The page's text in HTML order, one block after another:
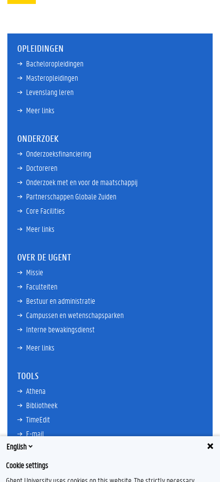
OPLEIDINGEN
Bacheloropleidingen
Masteropleidingen
Levenslang leren
Meer links
ONDERZOEK
Onderzoeksfinanciering
Doctoreren
Onderzoek met en voor de maatschappij
Partnerschappen Globale Zuiden
Core Facilities
Meer links
OVER DE UGENT
Missie
Faculteiten
Bestuur en administratie
Campussen en wetenschapsparken
Interne bewakingsdienst
Meer links
TOOLS
Athena
Bibliotheek
TimeEdit
E-mail
Ufora
Oasis
Research Explorer
English
Cookie settings